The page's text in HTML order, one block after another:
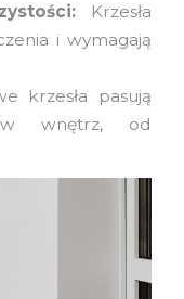
Krzesła
i wymagają
krzesła pasują
wnętrz, od